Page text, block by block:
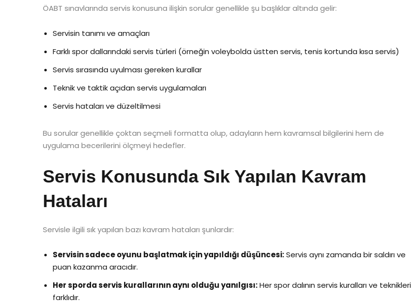
ÖABT sınavlarında servis konusuna ilişkin sorular genellikle şu başlıklar altında gelir:
Servisin tanımı ve amaçları
Farklı spor dallarındaki servis türleri (örneğin voleybolda üstten servis, tenis kortunda kısa servis)
Servis sırasında uyulması gereken kurallar
Teknik ve taktik açıdan servis uygulamaları
Servis hataları ve düzeltilmesi
Bu sorular genellikle çoktan seçmeli formatta olup, adayların hem kavramsal bilgilerini hem de
uygulama becerilerini ölçmeyi hedefler.
Servis Konusunda Sık Yapılan Kavram
Hataları
Servisle ilgili sık yapılan bazı kavram hataları şunlardır:
Servisin sadece oyunu başlatmak için yapıldığı düşüncesi:Servis aynı zamanda bir saldırı ve
puan kazanma aracıdır.
Her sporda servis kurallarının aynı olduğu yanılgısı:Her spor dalının servis kuralları ve teknikleri
farklıdır.